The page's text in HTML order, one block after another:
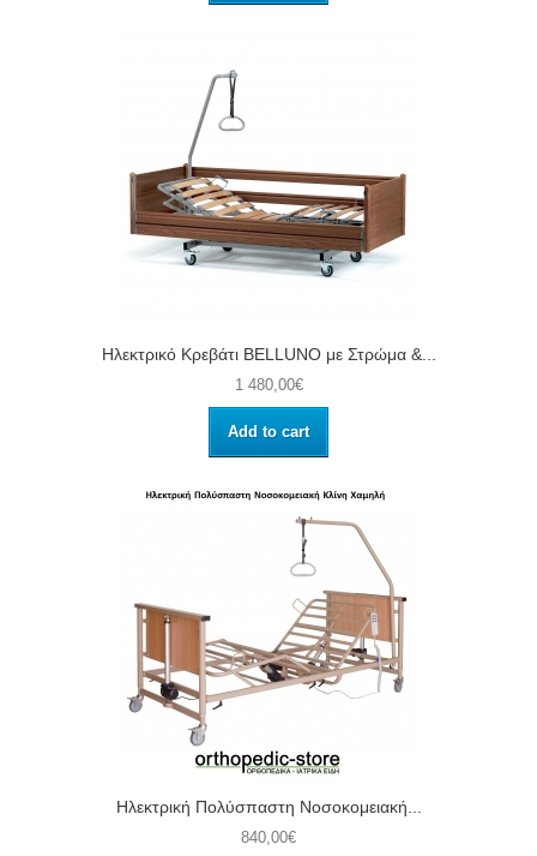
Ηλεκτρικό Kρεβάτι BELLUNO με Στρώμα &...
1 480,00€
Add to cart
Ηλεκτρική Πολύσπαστη Νοσοκομειακή...
840,00€